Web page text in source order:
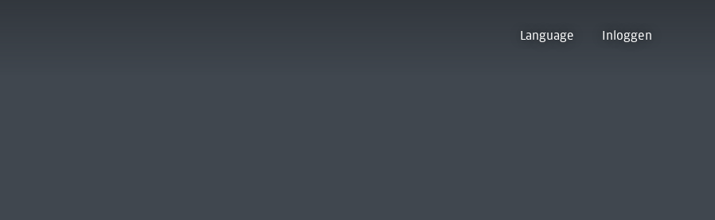
Language Inloggen